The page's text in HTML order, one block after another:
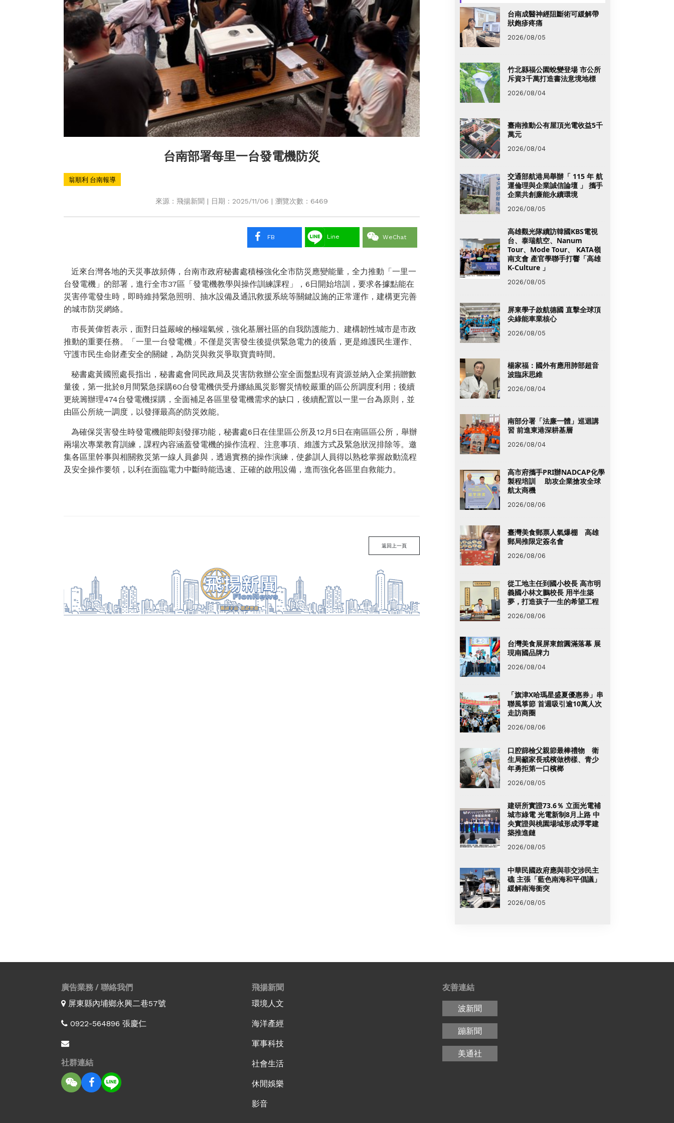
台南部署每里一台發電機防災
翁順利 台南報導
來源：飛揚新聞 | 日期：2025/11/06 | 瀏覽次數：6469
FB Line WeChat
近來台灣各地的天災事故頻傳，台南市政府秘書處積極強化全市防災應變能量，全力推動「一里一
台發電機」的部署，進行全市37區「發電機教學與操作訓練課程」，6日開始培訓，要求各據點能在
災害停電發生時，即時維持緊急照明、抽水設備及通訊救援系統等關鍵設施的正常運作，建構更完善
的城市防災網絡。
市長黃偉哲表示，面對日益嚴峻的極端氣候，強化基層社區的自我防護能力、建構韌性城市是市政
推動的重要任務。「一里一台發電機」不僅是災害發生後提供緊急電力的後盾，更是維護民生運作、
守護市民生命財產安全的關鍵，為防災與救災爭取寶貴時間。
秘書處黃國照處長指出，秘書處會同民政局及災害防救辦公室全面盤點現有資源並納入企業捐贈數
量後，第一批於8月間緊急採購60台發電機供受丹娜絲風災影響災情較嚴重的區公所調度利用；後續
更統籌辦理474台發電機採購，全面補足各區里發電機需求的缺口，後續配置以一里一台為原則，並
由區公所統一調度，以發揮最高的防災效能。
為確保災害發生時發電機能即刻發揮功能，秘書處6日在佳里區公所及12月5日在南區區公所，舉辦
兩場次專業教育訓練，課程內容涵蓋發電機的操作流程、注意事項、維護方式及緊急狀況排除等。邀
集各區里幹事與相關救災第一線人員參與，透過實務的操作演練，使參訓人員得以熟稔掌握啟動流程
及安全操作要領，以利在面臨電力中斷時能迅速、正確的啟用設備，進而強化各區里自救能力。
返回上一頁
台南成醫神經阻斷術可緩解帶
狀皰疹疼痛
2026/08/05
竹北縣福公園蛻變登場 市公所
斥資3千萬打造書法意境地標
2026/08/04
臺南推動公有屋頂光電收益5千
萬元
2026/08/04
交通部航港局舉辦「 115 年 航
運倫理與企業誠信論壇 」 攜手
企業共創廉能永續環境
2026/08/05
高雄觀光隊續訪韓國KBS電視
台、泰瑞航空、Nanum
Tour、Mode Tour、 KATA嶺
南支會 產官學聯手打響「高雄
K-Culture 」
2026/08/05
屏東學子啟航德國 直擊全球頂
尖綠能車業核心
2026/08/05
楊家福：國外有應用肺部超音
波臨床思維
2026/08/04
南部分署「法廉一體」巡迴講
習 前進東港深耕基層
2026/08/04
高市府攜手PRI辦NADCAP化學
製程培訓 助攻企業搶攻全球
航太商機
2026/08/06
臺灣美食郵票人氣爆棚 高雄
郵局推限定簽名會
2026/08/06
從工地主任到國小校長 高市明
義國小林文鵬校長 用半生築
夢，打造孩子一生的希望工程
2026/08/06
台灣美食展屏東館圓滿落幕 展
現南國品牌力
2026/08/04
「旗津X哈瑪星盛夏優惠券」串
聯風箏節 首週吸引逾10萬人次
走訪商圈
2026/08/06
口腔篩檢父親節最棒禮物 衛
生局籲家長戒檳做榜樣、青少
年勇拒第一口檳榔
2026/08/05
建研所實證73.6％ 立面光電補
城市綠電 光電新制8月上路 中
央實證與桃園場域形成淨零建
築推進鏈
2026/08/05
中華民國政府應與菲交涉民主
礁 主張「藍色南海和平倡議」
緩解南海衝突
2026/08/05
廣告業務 / 聯絡我們
屏東縣內埔鄉永興二巷57號
0922-564896 張慶仁
社群連結
飛揚新聞
環境人文
海洋產經
軍事科技
社會生活
休閒娛樂
影音
友善連結
波新聞
蹦新聞
美通社